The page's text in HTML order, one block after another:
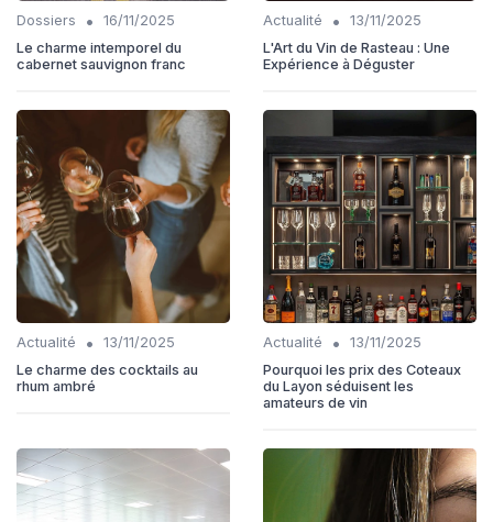
Dossiers •
16/11/2025
Le charme intemporel du
cabernet sauvignon franc
Actualité •
13/11/2025
L'Art du Vin de Rasteau : Une
Expérience à Déguster
Actualité •
13/11/2025
Le charme des cocktails au
rhum ambré
Actualité •
13/11/2025
Pourquoi les prix des Coteaux
du Layon séduisent les
amateurs de vin